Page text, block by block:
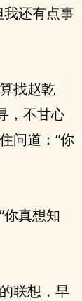
我还有点事
找赵乾
，不甘心
问道：“你
真想知
联想，早